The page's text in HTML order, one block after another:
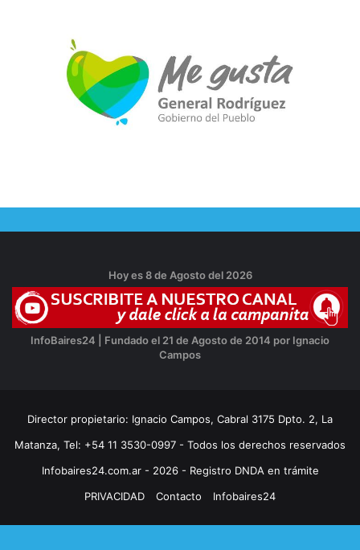
Hoy es 8 de Agosto del 2026
InfoBaires24 | Fundado el 21 de Agosto de 2014 por Ignacio
Campos
Director propietario: Ignacio Campos, Cabral 3175 Dpto. 2, La
Matanza, Tel: +54 11 3530-0997 - Todos los derechos reservados
Infobaires24.com.ar - 2026 - Registro DNDA en trámite
PRIVACIDAD
Contacto Infobaires24